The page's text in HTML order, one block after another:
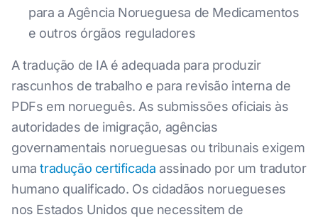
para a Agência Norueguesa de Medicamentos
e outros órgãos reguladores
A tradução de IA é adequada para produzir
rascunhos de trabalho e para revisão interna de
PDFs em norueguês. As submissões oficiais às
autoridades de imigração, agências
governamentais norueguesas ou tribunais exigem
umatradução certificada assinado por um tradutor
humano qualificado. Os cidadãos noruegueses
nos Estados Unidos que necessitem de